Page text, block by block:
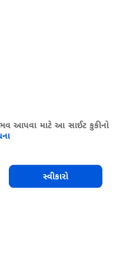
આપવા માટે આ સાઈટ કુકીનો
સ્વીકારો